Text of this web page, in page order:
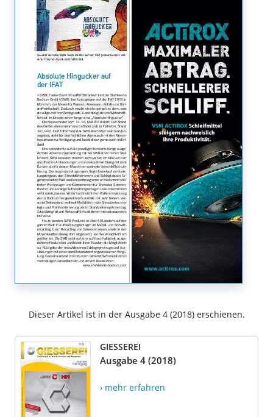
Dieser Artikel ist in der Ausgabe 4 (2018) erschienen.
GIESSEREI
Ausgabe 4 (2018)
› mehr erfahren